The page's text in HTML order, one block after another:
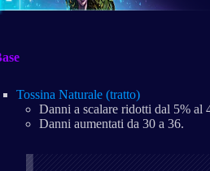
Tossina Naturale (tratto)
Danni a scalare ridotti dal 5% al
Danni aumentati da 30 a 36.